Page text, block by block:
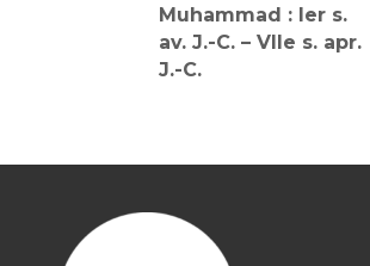
Muhammad : Ier s.
av. J.-C. – VIIe s. apr.
J.-C.